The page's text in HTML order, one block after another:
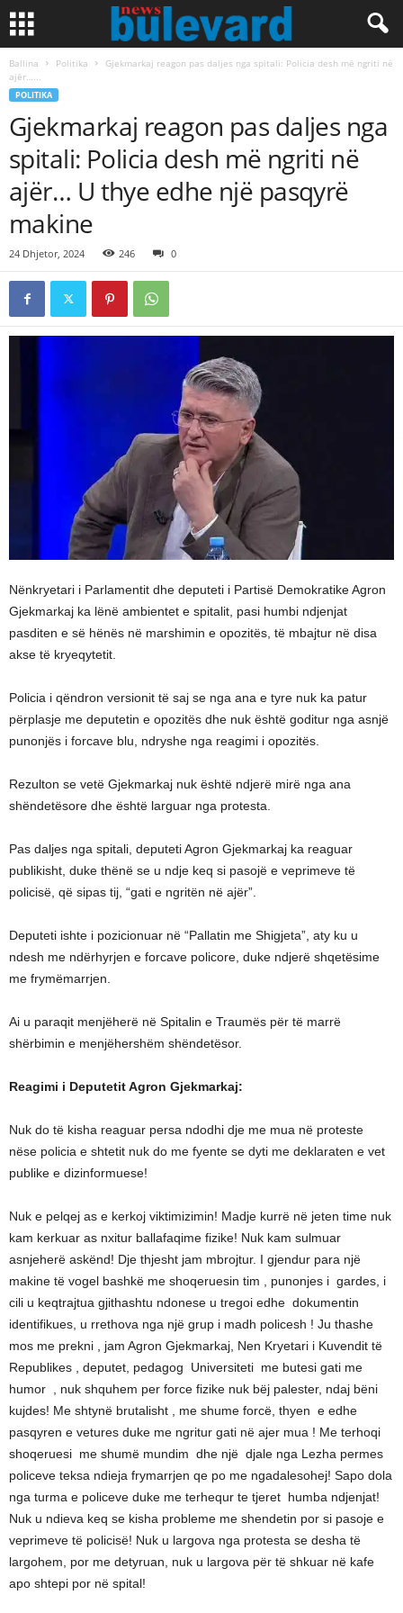
Ballina Politika
Gjekmarkaj reagon pas daljes nga spitali: Policia desh më ngriti në
ajër…...
POLITIKA
Gjekmarkaj reagon pas daljes nga
spitali: Policia desh më ngriti në
ajër… U thye edhe një pasqyrë
makine
24 Dhjetor, 2024 246 0
Nënkryetari i Parlamentit dhe deputeti i Partisë Demokratike Agron
Gjekmarkaj ka lënë ambientet e spitalit, pasi humbi ndjenjat
pasditen e së hënës në marshimin e opozitës, të mbajtur në disa
akse të kryeqytetit.
Policia i qëndron versionit të saj se nga ana e tyre nuk ka patur
përplasje me deputetin e opozitës dhe nuk është goditur nga asnjë
punonjës i forcave blu, ndryshe nga reagimi i opozitës.
Rezulton se vetë Gjekmarkaj nuk është ndjerë mirë nga ana
shëndetësore dhe është larguar nga protesta.
Pas daljes nga spitali, deputeti Agron Gjekmarkaj ka reaguar
publikisht, duke thënë se u ndje keq si pasojë e veprimeve të
policisë, që sipas tij, “gati e ngritën në ajër”.
Deputeti ishte i pozicionuar në “Pallatin me Shigjeta”, aty ku u
ndesh me ndërhyrjen e forcave policore, duke ndjerë shqetësime
me frymëmarrjen.
Ai u paraqit menjëherë në Spitalin e Traumës për të marrë
shërbimin e menjëhershëm shëndetësor.
Reagimi i Deputetit Agron Gjekmarkaj:
Nuk do të kisha reaguar persa ndodhi dje me mua në proteste
nëse policia e shtetit nuk do me fyente se dyti me deklaraten e vet
publike e dizinformuese!
Nuk e pelqej as e kerkoj viktimizimin! Madje kurrë në jeten time nuk
kam kerkuar as nxitur ballafaqime fizike! Nuk kam sulmuar
asnjeherë askënd! Dje thjesht jam mbrojtur. I gjendur para një
makine të vogel bashkë me shoqeruesin tim , punonjes i gardes, i
cili u keqtrajtua gjithashtu ndonese u tregoi edhe dokumentin
identifikues, u rrethova nga një grup i madh policesh ! Ju thashe
mos me prekni , jam Agron Gjekmarkaj, Nen Kryetari i Kuvendit të
Republikes , deputet, pedagog Universiteti me butesi gati me
humor , nuk shquhem per force fizike nuk bëj palester, ndaj bëni
kujdes! Me shtynë brutalisht , me shume forcë, thyen e edhe
pasqyren e vetures duke me ngritur gati në ajer mua ! Me terhoqi
shoqeruesi me shumë mundim dhe një djale nga Lezha permes
policeve teksa ndieja frymarrjen qe po me ngadalesohej! Sapo dola
nga turma e policeve duke me terhequr te tjeret humba ndjenjat!
Nuk u ndieva keq se kisha probleme me shendetin por si pasoje e
veprimeve të policisë! Nuk u largova nga protesta se desha të
largohem, por me detyruan, nuk u largova për të shkuar në kafe
apo shtepi por në spital!